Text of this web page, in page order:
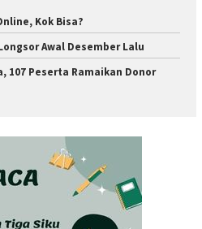
Kok Bisa?
Awal Desember Lalu
107 Peserta Ramaikan Donor